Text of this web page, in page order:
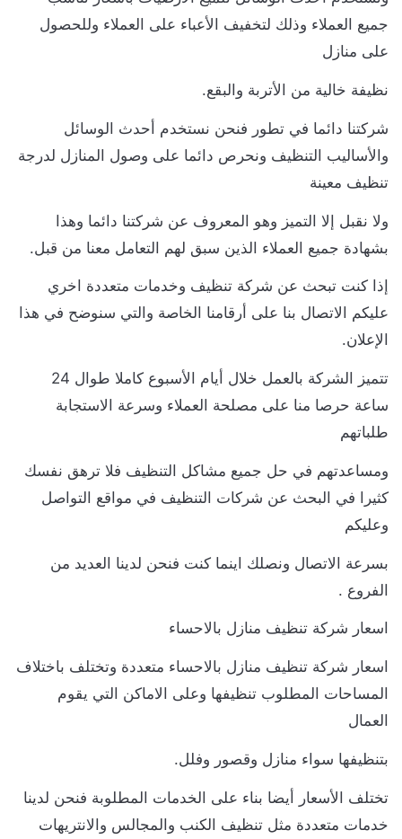
جميع العملاء وذلك لتخفيف الأعباء على العملاء وللحصول
على منازل
نظيفة خالية من الأتربة والبقع.
شركتنا دائما في تطور فنحن نستخدم أحدث الوسائل
والأساليب التنظيف ونحرص دائما على وصول المنازل لدرجة
تنظيف معينة
ولا نقبل إلا التميز وهو المعروف عن شركتنا دائما وهذا
بشهادة جميع العملاء الذين سبق لهم التعامل معنا من قبل.
إذا كنت تبحث عن شركة تنظيف وخدمات متعددة اخري
عليكم الاتصال بنا على أرقامنا الخاصة والتي سنوضح في هذا
الإعلان.
تتميز الشركة بالعمل خلال أيام الأسبوع كاملا طوال 24
ساعة حرصا منا على مصلحة العملاء وسرعة الاستجابة
طلباتهم
ومساعدتهم في حل جميع مشاكل التنظيف فلا ترهق نفسك
كثيرا في البحث عن شركات التنظيف في مواقع التواصل
وعليكم
بسرعة الاتصال ونصلك اينما كنت فنحن لدينا العديد من
الفروع .
اسعار شركة تنظيف منازل بالاحساء
اسعار شركة تنظيف منازل بالاحساء متعددة وتختلف باختلاف
المساحات المطلوب تنظيفها وعلى الاماكن التي يقوم
العمال
بتنظيفها سواء منازل وقصور وفلل.
تختلف الأسعار أيضا بناء على الخدمات المطلوبة فنحن لدينا
خدمات متعددة مثل تنظيف الكنب والمجالس والانتريهات